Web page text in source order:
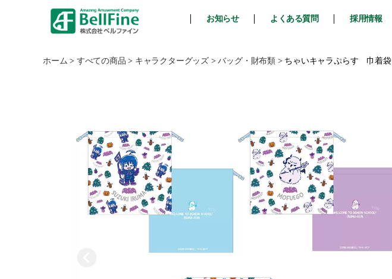
フ
お知らせ よくある質問 採用情報
ホーム > すべての商品 > キャラクターグッズ >バッグ・財布類 > ちゃいキャラぷらす 巾着袋